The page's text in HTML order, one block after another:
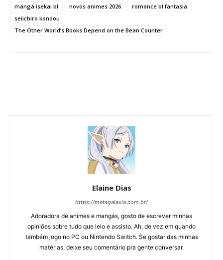
mangá isekai bl
novos animes 2026
romance bl fantasia
seiichiro kondou
The Other World’s Books Depend on the Bean Counter
Elaine Dias
https://metagalaxia.com.br/
Adoradora de animes e mangás, gosto de escrever minhas
opiniões sobre tudo que leio e assisto. Ah, de vez em quando
também jogo no PC ou Nintendo Switch. Se gostar das minhas
matérias, deixe seu comentário pra gente conversar.